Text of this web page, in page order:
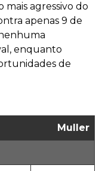
agressivo do
apenas 9 de
enquanto
de
Muller